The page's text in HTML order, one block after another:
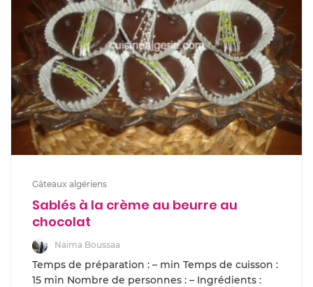
Gâteaux algériens
Sablés à la crème au beurre au
chocolat
Naima Boussaa
Temps de préparation : – min Temps de cuisson :
15 min Nombre de personnes : – Ingrédients :